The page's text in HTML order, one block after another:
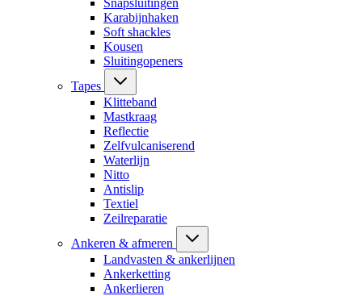
Snapsluitingen
Karabijnhaken
Soft shackles
Kousen
Sluitingopeners
Tapes
Klitteband
Mastkraag
Reflectie
Zelfvulcaniserend
Waterlijn
Nitto
Antislip
Textiel
Zeilreparatie
Ankeren & afmeren
Landvasten & ankerlijnen
Ankerketting
Ankerlieren